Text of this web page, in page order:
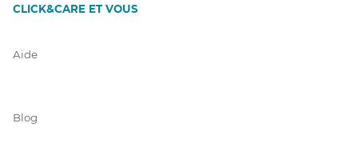
CLICK&CARE ET VOUS
Aide
Blog